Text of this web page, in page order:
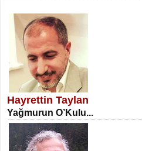
SATILMIŞ ÜMİT ÇETİNKAYA
Erkenlik...
Hayrettin Taylan
Yağmurun O’Kulu...